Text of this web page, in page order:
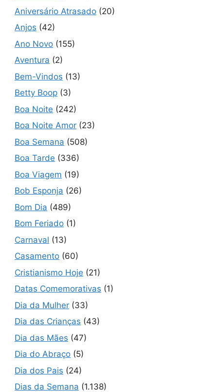
Aniversário Atrasado (20)
Anjos (42)
Ano Novo (155)
Aventura (2)
Bem-Vindos (13)
Betty Boop (3)
Boa Noite (242)
Boa Noite Amor (23)
Boa Semana (508)
Boa Tarde (336)
Boa Viagem (19)
Bob Esponja (26)
Bom Dia (489)
Bom Feriado (1)
Carnaval (13)
Casamento (60)
Cristianismo Hoje (21)
Datas Comemorativas (1)
Dia da Mulher (33)
Dia das Crianças (43)
Dia das Mães (47)
Dia do Abraço (5)
Dia dos Pais (24)
Dias da Semana (1.138)